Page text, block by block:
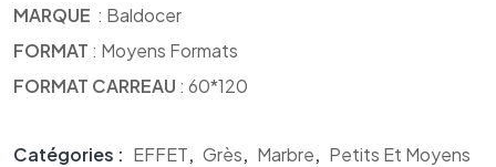
MARQUE : Baldocer
FORMAT : Moyens Formats
FORMAT CARREAU : 60*120
Catégories : EFFET, Grès, Marbre, Petits Et Moyens